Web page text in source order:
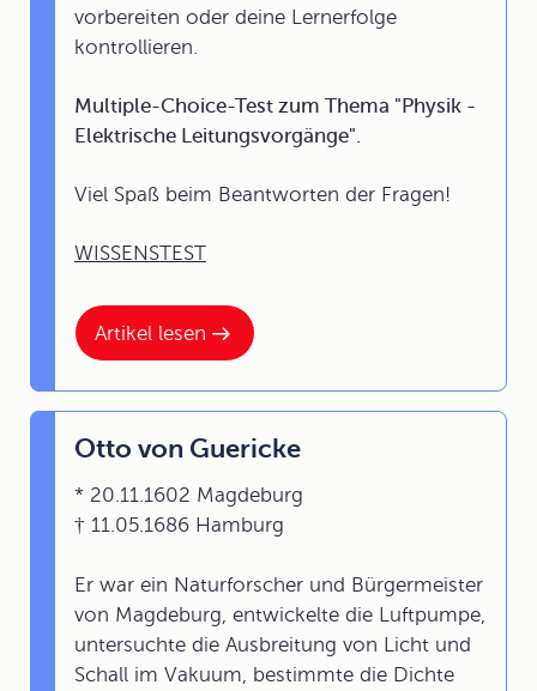
Artikel lesen
vorbereiten oder deine Lernerfolge
kontrollieren.
Multiple-Choice-Test zum Thema "Physik -
Elektrische Leitungsvorgänge".
Viel Spaß beim Beantworten der Fragen!
WISSENSTEST
Otto von Guericke
* 20.11.1602 Magdeburg
† 11.05.1686 Hamburg
Er war ein Naturforscher und Bürgermeister
von Magdeburg, entwickelte die Luftpumpe,
untersuchte die Ausbreitung von Licht und
Schall im Vakuum, bestimmte die Dichte